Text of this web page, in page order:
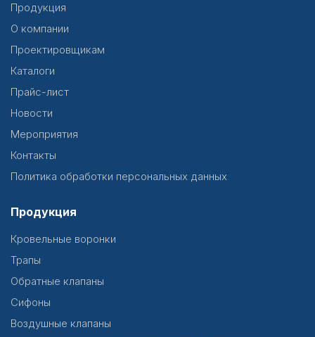
Продукция
О компании
Проектировщикам
Каталоги
Прайс-лист
Новости
Мероприятия
Контакты
Политика обработки персональных данных
Продукция
Кровельные воронки
Трапы
Обратные клапаны
Сифоны
Воздушные клапаны